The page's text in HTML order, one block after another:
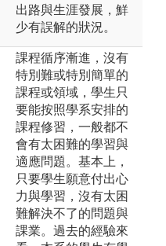
出路與生涯發展，鮮
少有誤解的狀況。
課程循序漸進，沒有
特別難或特別簡單的
課程或領域，學生只
要能按照學系安排的
課程修習，一般都不
會有太困難的學習與
適應問題。基本上，
只要學生願意付出心
力與學習，沒有太困
難解決不了的問題與
課業。過去的經驗來